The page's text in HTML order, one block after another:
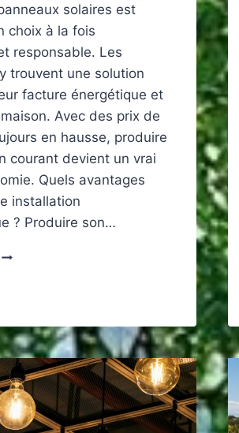
solaires est
choix à la fois
responsable. Les
trouvent une solution
facture énergétique et
Avec des prix de
en hausse, produire
courant devient un vrai
Quels avantages
installation
? Produire son…
CE
AVANT
DANS